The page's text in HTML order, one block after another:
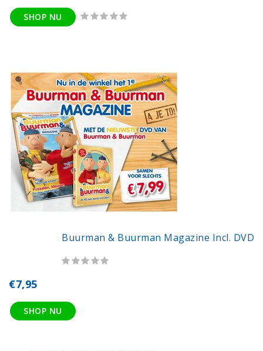
SHOP NU
Buurman & Buurman Magazine Incl. DVD
€7,95
SHOP NU